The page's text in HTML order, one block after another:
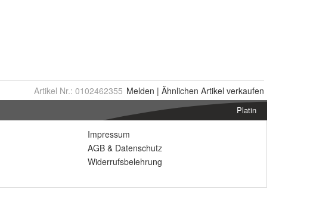
Artikel Nr.: 0102462355 Melden | Ähnlichen Artikel verkaufen
Platin
Impressum
AGB & Datenschutz
Widerrufsbelehrung